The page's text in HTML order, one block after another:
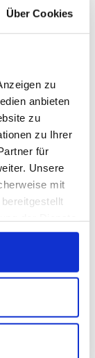
Über Cookies
zu
anbieten
zu
zu Ihrer
für
Unsere
mit
und
freuen uns
offenen
Siebrecht
19:00 Uhr.
ersten